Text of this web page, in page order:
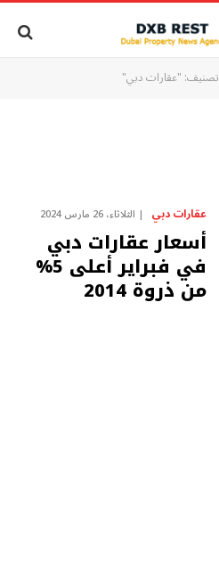
تصنيف: "عقارات دبي"
عقارات دبي الثلاثاء، 26 مارس 2024
أسعار عقارات دبي
في فبراير أعلى 5%
من ذروة 2014